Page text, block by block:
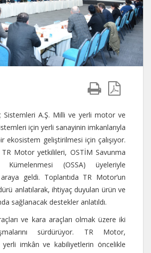
Sistemleri A.Ş. Milli ve yerli motor ve
için yerli sanayinin imkanlarıyla
ekosistem geliştirilmesi için çalışıyor.
Motor yetkilileri, OSTİM Savunma
Kümelenmesi (OSSA) üyeleriyle
geldi. Toplantıda TR Motor’un
anlatılarak, ihtiyaç duyulan ürün ve
sağlanacak destekler anlatıldı.
ve kara araçları olmak üzere iki
sürdürüyor. TR Motor,
yerli imkân ve kabiliyetlerin öncelikle